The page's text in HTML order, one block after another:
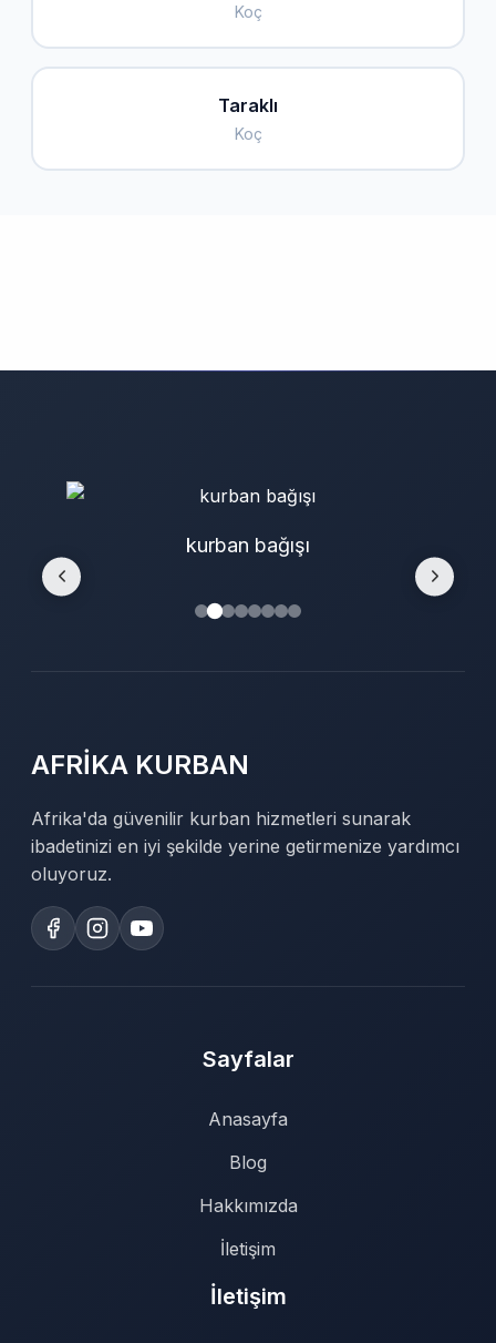
Koç
Taraklı
Koç
kurban bağışı
AFRİKA KURBAN
Afrika'da güvenilir kurban hizmetleri sunarak
ibadetinizi en iyi şekilde yerine getirmenize yardımcı
oluyoruz.
Sayfalar
Anasayfa
Blog
Hakkımızda
İletişim
İletişim